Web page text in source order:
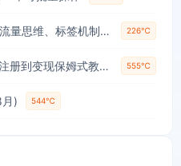
抖音手工赛道运营实战课，流量思维、标签机制、垂直定位，解决不起号难题，单月变现破3万 226℃
一节课了解AI头条项目，从注册到变现保姆式教学，零基础可以操作【揭秘】 555℃
) 544℃